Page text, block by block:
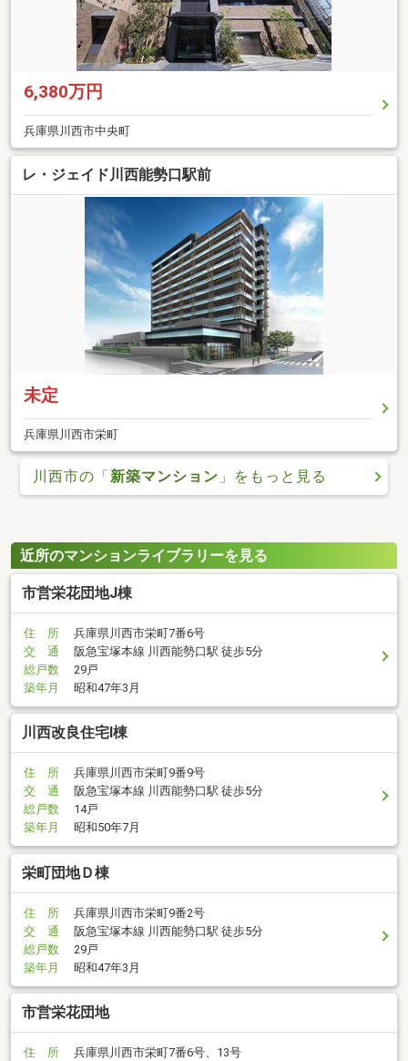
6,380万円
兵庫県川西市中央町
レ・ジェイド川西能勢口駅前
未定
兵庫県川西市栄町
川西市の「新築マンション 」をもっと見る
近所のマンションライブラリーを見る
市営栄花団地J棟
住 所
兵庫県川西市栄町7番6号
交 通
阪急宝塚本線 川西能勢口駅 徒歩5分
総戸数
29戸
築年月
昭和47年3月
川西改良住宅I棟
住 所
兵庫県川西市栄町9番9号
交 通
阪急宝塚本線 川西能勢口駅 徒歩5分
総戸数
14戸
築年月
昭和50年7月
栄町団地Ｄ棟
住 所
兵庫県川西市栄町9番2号
交 通
阪急宝塚本線 川西能勢口駅 徒歩5分
総戸数
29戸
築年月
昭和47年3月
市営栄花団地
住 所
兵庫県川西市栄町7番6号、13号